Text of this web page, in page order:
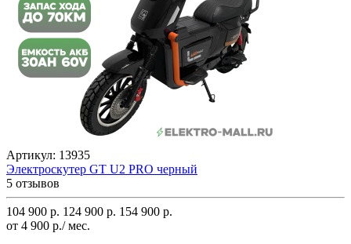
Артикул: 13935
Электроскутер GT U2 PRO черный
5 отзывов
104 900 р. 124 900 р. 154 900 р.
от 4 900 р./ мес.